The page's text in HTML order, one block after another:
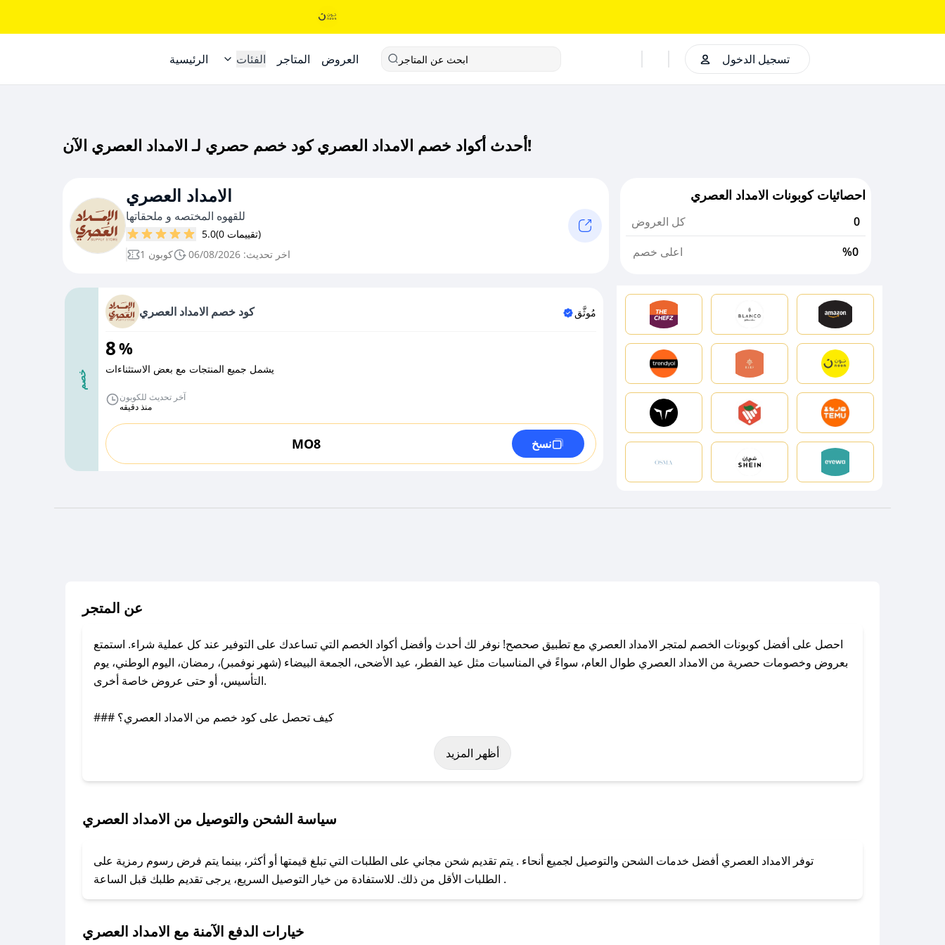
الرئيسية الفئات المتاجر العروض ابحث عن المتاجر تسجيل الدخول
أحدث أكواد خصم الامداد العصري كود خصم حصري لـ الامداد العصري الآن!
الامداد العصري
للقهوه المختصه و ملحقاتها
5.0
(0 تقييمات)
1 كوبون
اخر تحديث: 06/08/2026
احصائيات كوبونات الامداد العصري
كل العروض
0
اعلى خصم
%0
خصم
كود خصم الامداد العصري مُوثَّق
8%
يشمل جميع المنتجات مع بعض الاستثناءات
آخر تحديث للكوبون
منذ دقيقه
MO8 نسخ
عن المتجر
احصل على أفضل كوبونات الخصم لمتجر الامداد العصري مع تطبيق صحصح! نوفر لك أحدث وأفضل أكواد الخصم التي تساعدك على التوفير عند كل عملية شراء. استمتع
بعروض وخصومات حصرية من الامداد العصري طوال العام، سواءً في المناسبات مثل عيد الفطر، عيد الأضحى، الجمعة البيضاء (شهر نوفمبر)، رمضان، اليوم الوطني، يوم
التأسيس، أو حتى عروض خاصة أخرى.
### كيف تحصل على كود خصم من الامداد العصري؟
باستخدام تطبيق صحصح، يمكنك العثور بسهولة على كود خصم الامداد العصري. وفي حال عدم توفر الكوبون، تواصل معنا عبر تويتر أو البريد الإلكتروني لإضافته بسرعة.
لا تقلق! يمكنك التواصل مع فريق دعم صحصح عبر الرسائل الخاصة على تويتر أو البريد الإلكتروني، وسنقوم بحل المشكلة في أسرع وقت ممكن.
### ماذا أفعل إذا لم أجد كود خصم لمتجري المفضل؟
أظهر المزيد
سياسة الشحن والتوصيل من الامداد العصري
توفر الامداد العصري أفضل خدمات الشحن والتوصيل لجميع أنحاء . يتم تقديم شحن مجاني على الطلبات التي تبلغ قيمتها أو أكثر، بينما يتم فرض رسوم رمزية على
الطلبات الأقل من ذلك. للاستفادة من خيار التوصيل السريع، يرجى تقديم طلبك قبل الساعة .
خيارات الدفع الآمنة مع الامداد العصري